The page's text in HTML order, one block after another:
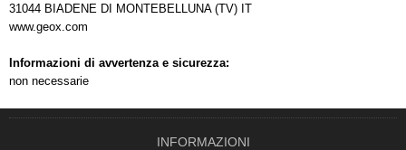
31044 BIADENE DI MONTEBELLUNA (TV) IT
www.geox.com
Informazioni di avvertenza e sicurezza:
non necessarie
INFORMAZIONI